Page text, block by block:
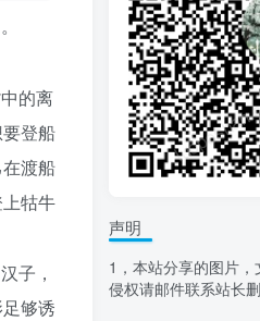
的离
登船
渡船
牯牛
子，
够诱
声明
1，本站分享的图片
侵权请邮件联系站长删